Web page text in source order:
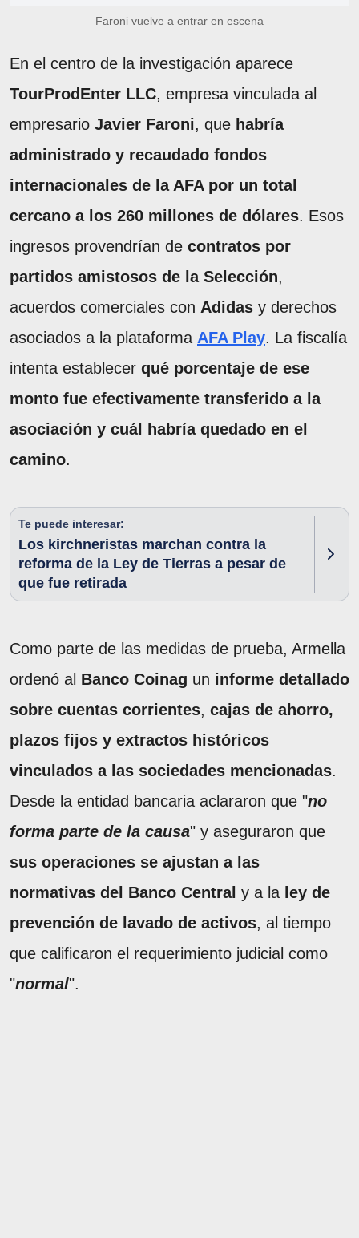
Faroni vuelve a entrar en escena
En el centro de la investigación aparece
TourProdEnter LLC, empresa vinculada al
empresario Javier Faroni, que habría
administrado y recaudado fondos
internacionales de la AFA por un total
cercano a los 260 millones de dólares. Esos
ingresos provendrían de contratos por
partidos amistosos de la Selección,
acuerdos comerciales con Adidas y derechos
asociados a la plataforma AFA Play. La fiscalía
intenta establecer qué porcentaje de ese
monto fue efectivamente transferido a la
asociación y cuál habría quedado en el
camino.
Te puede interesar:
Los kirchneristas marchan contra la
reforma de la Ley de Tierras a pesar de
que fue retirada
Como parte de las medidas de prueba, Armella
ordenó al Banco Coinag un informe detallado
sobre cuentas corrientes, cajas de ahorro,
plazos fijos y extractos históricos
vinculados a las sociedades mencionadas.
Desde la entidad bancaria aclararon que "no
forma parte de la causa" y aseguraron que
sus operaciones se ajustan a las
normativas del Banco Central y a la ley de
prevención de lavado de activos, al tiempo
que calificaron el requerimiento judicial como
"normal".